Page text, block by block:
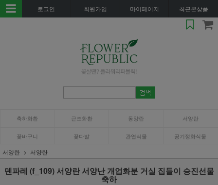
로그인 회원가입 마이페이지 최근본상품
축하화환 근조화환 동양란 서양란
꽃바구니 꽃다발 관엽식물 공기정화식물
서양란 서양란
덴파레 (f_109) 서양란 서양난 개업화분 거실 집들이 승진선물
축하